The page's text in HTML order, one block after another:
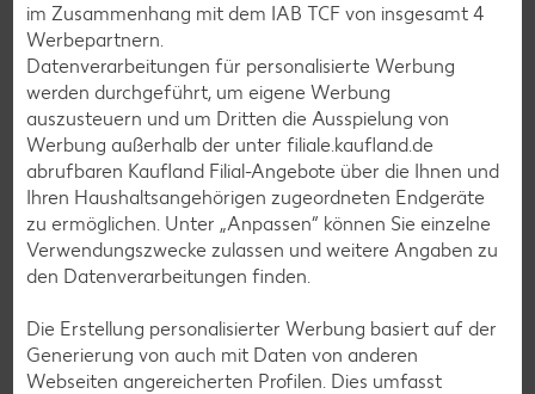
Torten-Rezepte
Eis-Rezepte
Pfannkuchen-Rezepte
Plätzchen-Rezepte
Smoothie-Rezepte
Bowle-Rezepte
Avocado-Rezepte
Erdbeer-Rezepte
im Zusammenhang mit dem IAB TCF von insgesamt 4
Werbepartnern.
Datenverarbeitungen für personalisierte Werbung
werden durchgeführt, um eigene Werbung
auszusteuern und um Dritten die Ausspielung von
Werbung außerhalb der unter filiale.kaufland.de
abrufbaren Kaufland Filial-Angebote über die Ihnen und
Ihren Haushaltsangehörigen zugeordneten Endgeräte
zu ermöglichen. Unter „Anpassen“ können Sie einzelne
Verwendungszwecke zulassen und weitere Angaben zu
den Datenverarbeitungen finden.
Die Erstellung personalisierter Werbung basiert auf der
Generierung von auch mit Daten von anderen
Webseiten angereicherten Profilen. Dies umfasst